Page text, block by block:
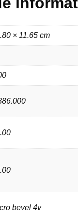
× 11.65 cm
bevel 4v